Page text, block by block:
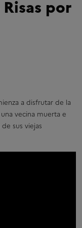
por
a disfrutar de la
vecina muerta e
sus viejas